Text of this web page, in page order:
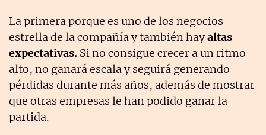
La primera porque es uno de los negocios
estrella de la compañía y también hayaltas
expectativas. Si no consigue crecer a un ritmo
alto, no ganará escala y seguirá generando
pérdidas durante más años, además de mostrar
que otras empresas le han podido ganar la
partida.